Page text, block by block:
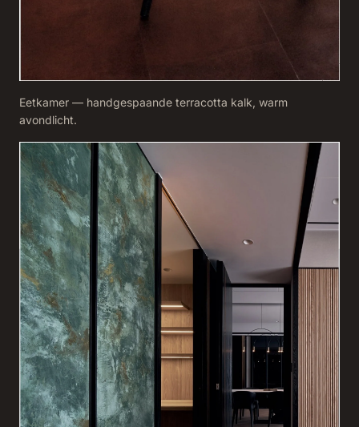
Eetkamer — handgespaande terracotta kalk, warm
avondlicht.